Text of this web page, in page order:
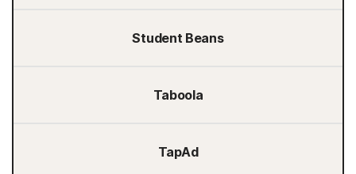
Student Beans
Taboola
TapAd